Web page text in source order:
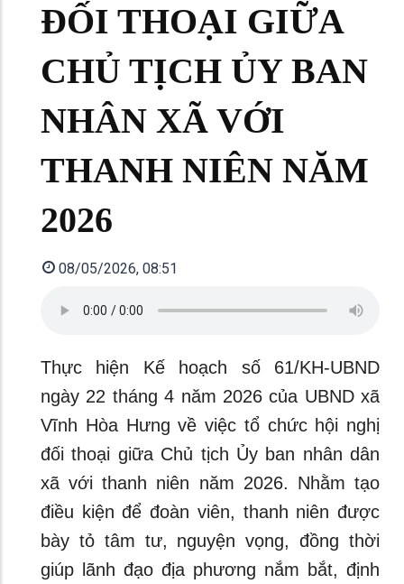
ĐỐI THOẠI GIỮA
CHỦ TỊCH ỦY BAN
NHÂN XÃ VỚI
THANH NIÊN NĂM
2026
08/05/2026, 08:51
Thực hiện Kế hoạch số 61/KH-UBND
ngày 22 tháng 4 năm 2026 của UBND xã
Vĩnh Hòa Hưng về việc tổ chức hội nghị
đối thoại giữa Chủ tịch Ủy ban nhân dân
xã với thanh niên năm 2026. Nhằm tạo
điều kiện để đoàn viên, thanh niên được
bày tỏ tâm tư, nguyện vọng, đồng thời
giúp lãnh đạo địa phương nắm bắt, định